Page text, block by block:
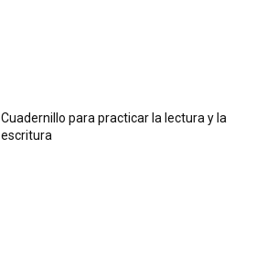
Cuadernillo para practicar la lectura y la
escritura